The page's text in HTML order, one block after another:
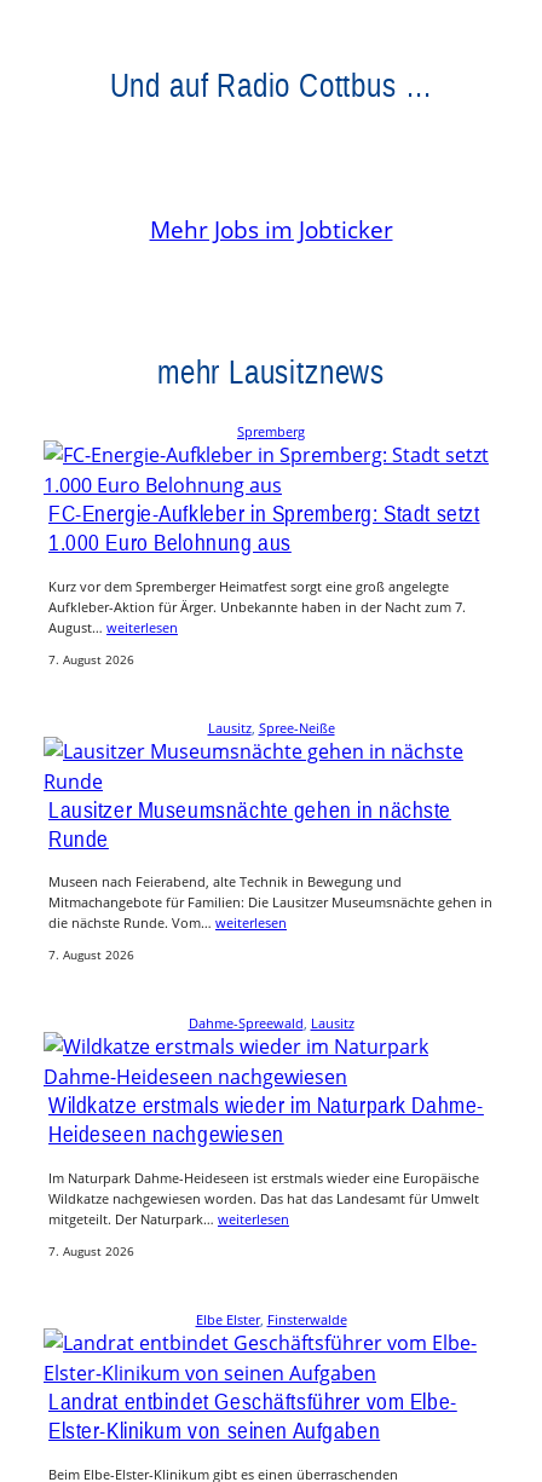
Und auf Radio Cottbus …
Mehr Jobs im Jobticker
mehr Lausitznews
Spremberg
FC-Energie-Aufkleber in Spremberg: Stadt setzt
1.000 Euro Belohnung aus
Kurz vor dem Spremberger Heimatfest sorgt eine groß angelegte
Aufkleber-Aktion für Ärger. Unbekannte haben in der Nacht zum 7.
August… weiterlesen
7. August 2026
Lausitz, Spree-Neiße
Lausitzer Museumsnächte gehen in nächste
Runde
Museen nach Feierabend, alte Technik in Bewegung und
Mitmachangebote für Familien: Die Lausitzer Museumsnächte gehen in
die nächste Runde. Vom… weiterlesen
7. August 2026
Dahme-Spreewald, Lausitz
Wildkatze erstmals wieder im Naturpark Dahme-
Heideseen nachgewiesen
Im Naturpark Dahme-Heideseen ist erstmals wieder eine Europäische
Wildkatze nachgewiesen worden. Das hat das Landesamt für Umwelt
mitgeteilt. Der Naturpark… weiterlesen
7. August 2026
Elbe Elster, Finsterwalde
Landrat entbindet Geschäftsführer vom Elbe-
Elster-Klinikum von seinen Aufgaben
Beim Elbe-Elster-Klinikum gibt es einen überraschenden